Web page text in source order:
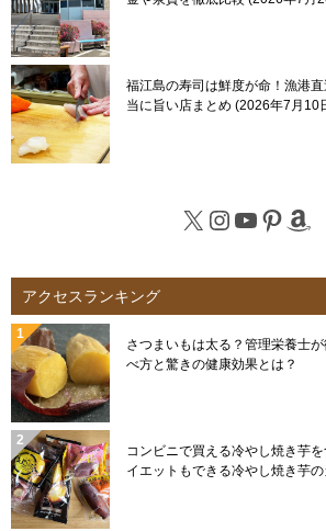
福江島の寿司は鮮度が命！漁港
当に旨い店まとめ 2026年7月10
X Instagram
YouTube
アクセスランキング
さつまいもは太る？管理栄養士
べ方と驚きの健康効果とは？
コンビニで買える冷やし焼き芋
イエットもできる冷やし焼き芋の